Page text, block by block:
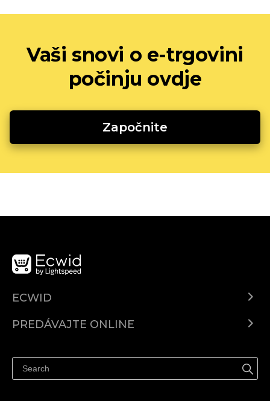
Vaši snovi o e-trgovini
počinju ovdje
Započnite
ECWID
Cenník
PREDÁVAJTE ONLINE
Predávajte na Facebook
Predávať na Instagram